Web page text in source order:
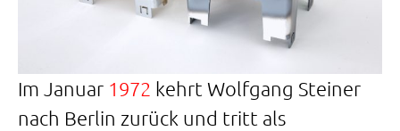
Im Januar 1972 kehrt Wolfgang Steiner
nach Berlin zurück und tritt als